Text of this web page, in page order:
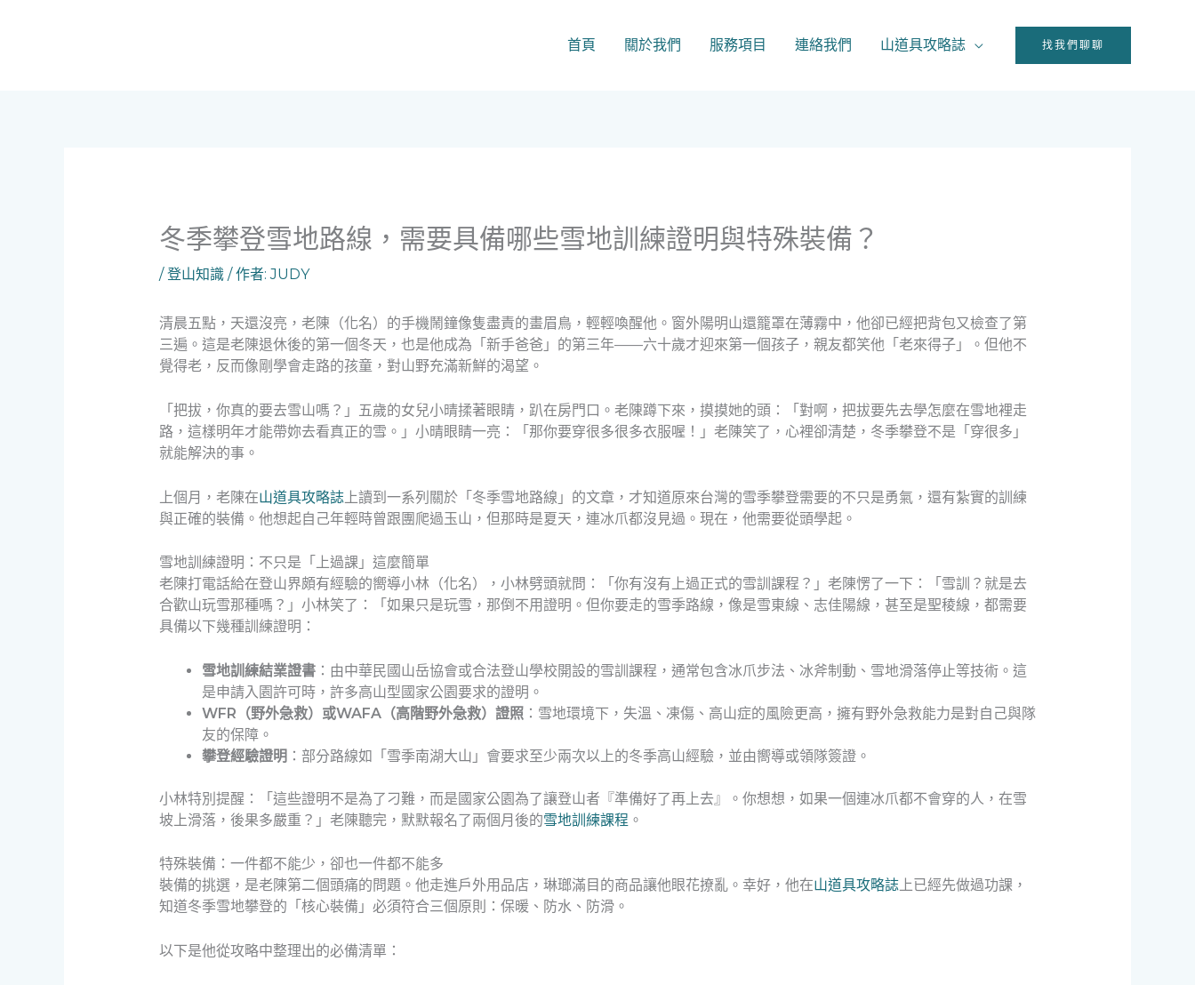
首頁 關於我們 服務項目 連絡我們 山道具攻略誌 找我們聊聊
冬季攀登雪地路線，需要具備哪些雪地訓練證明與特殊裝備？
/登山知識/ 作者:JUDY
清晨五點，天還沒亮，老陳（化名）的手機鬧鐘像隻盡責的畫眉鳥，輕輕喚醒他。窗外陽明山還籠罩在薄霧中，他卻已經把背包又檢查了第
三遍。這是老陳退休後的第一個冬天，也是他成為「新手爸爸」的第三年——六十歲才迎來第一個孩子，親友都笑他「老來得子」。但他不
覺得老，反而像剛學會走路的孩童，對山野充滿新鮮的渴望。
「把拔，你真的要去雪山嗎？」五歲的女兒小晴揉著眼睛，趴在房門口。老陳蹲下來，摸摸她的頭：「對啊，把拔要先去學怎麼在雪地裡走
路，這樣明年才能帶妳去看真正的雪。」小晴眼睛一亮：「那你要穿很多很多衣服喔！」老陳笑了，心裡卻清楚，冬季攀登不是「穿很多」
就能解決的事。
上個月，老陳在山道具攻略誌上讀到一系列關於「冬季雪地路線」的文章，才知道原來台灣的雪季攀登需要的不只是勇氣，還有紮實的訓練
與正確的裝備。他想起自己年輕時曾跟團爬過玉山，但那時是夏天，連冰爪都沒見過。現在，他需要從頭學起。
雪地訓練證明：不只是「上過課」這麼簡單
老陳打電話給在登山界頗有經驗的嚮導小林（化名），小林劈頭就問：「你有沒有上過正式的雪訓課程？」老陳愣了一下：「雪訓？就是去
合歡山玩雪那種嗎？」小林笑了：「如果只是玩雪，那倒不用證明。但你要走的雪季路線，像是雪東線、志佳陽線，甚至是聖稜線，都需要
具備以下幾種訓練證明：
雪地訓練結業證書：由中華民國山岳協會或合法登山學校開設的雪訓課程，通常包含冰爪步法、冰斧制動、雪地滑落停止等技術。這
是申請入園許可時，許多高山型國家公園要求的證明。
WFR（野外急救）或WAFA（高階野外急救）證照：雪地環境下，失溫、凍傷、高山症的風險更高，擁有野外急救能力是對自己與隊
友的保障。
攀登經驗證明 ：部分路線如「雪季南湖大山」會要求至少兩次以上的冬季高山經驗，並由嚮導或領隊簽證。
小林特別提醒：「這些證明不是為了刁難，而是國家公園為了讓登山者『準備好了再上去』。你想想，如果一個連冰爪都不會穿的人，在雪
坡上滑落，後果多嚴重？」老陳聽完，默默報名了兩個月後的雪地訓練課程 。
特殊裝備：一件都不能少，卻也一件都不能多
裝備的挑選，是老陳第二個頭痛的問題。他走進戶外用品店，琳瑯滿目的商品讓他眼花撩亂。幸好，他在山道具攻略誌上已經先做過功課，
知道冬季雪地攀登的「核心裝備」必須符合三個原則：保暖、防水、防滑。
以下是他從攻略中整理出的必備清單：